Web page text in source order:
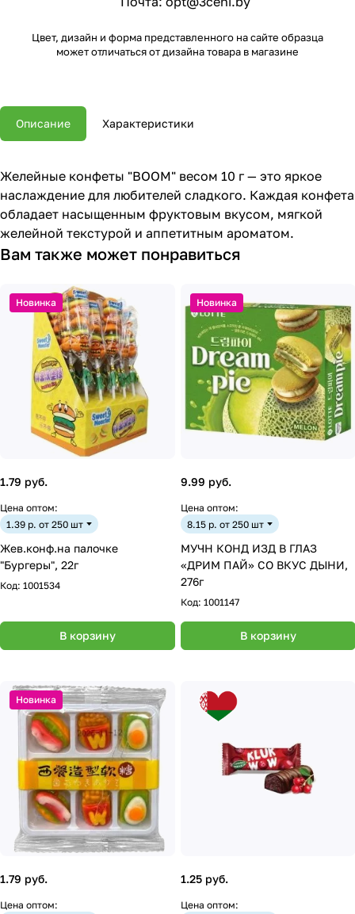
Цвет, дизайн и форма представленного на сайте образца
может отличаться от дизайна товара в магазине
Описание Характеристики
Желейные конфеты "BOOM" весом 10 г — это яркое
наслаждение для любителей сладкого. Каждая конфета
обладает насыщенным фруктовым вкусом, мягкой
желейной текстурой и аппетитным ароматом.
Вам также может понравиться
Новинка
1.79 руб.
Цена оптом:
1.39 р. от 250 шт
Жев.конф.на палочке
"Бургеры", 22г
Код: 1001534
В корзину
Новинка
9.99 руб.
Цена оптом:
8.15 р. от 250 шт
МУЧН КОНД ИЗД В ГЛАЗ
«ДРИМ ПАЙ» СО ВКУС ДЫНИ,
276г
Код: 1001147
В корзину
Новинка
1.79 руб.
Цена оптом:
1.25 руб.
Цена оптом: